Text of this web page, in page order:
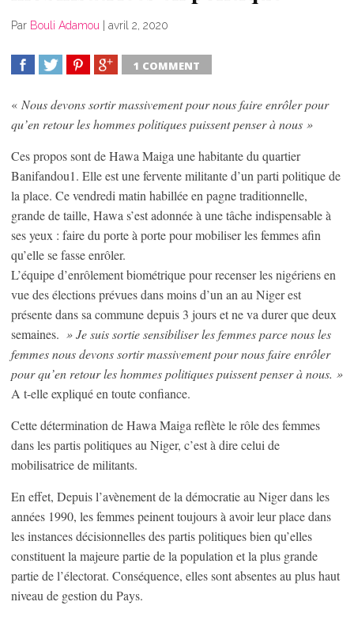
Par Bouli Adamou | avril 2, 2020
1 COMMENT
« Nous devons sortir massivement pour nous faire enrôler pour
qu’en retour les hommes politiques puissent penser à nous »
Ces propos sont de Hawa Maiga une habitante du quartier
Banifandou1. Elle est une fervente militante d’un parti politique de
la place. Ce vendredi matin habillée en pagne traditionnelle,
grande de taille, Hawa s’est adonnée à une tâche indispensable à
ses yeux : faire du porte à porte pour mobiliser les femmes afin
qu’elle se fasse enrôler.
L’équipe d’enrôlement biométrique pour recenser les nigériens en
vue des élections prévues dans moins d’un an au Niger est
présente dans sa commune depuis 3 jours et ne va durer que deux
semaines. » Je suis sortie sensibiliser les femmes parce nous les
femmes nous devons sortir massivement pour nous faire enrôler
pour qu’en retour les hommes politiques puissent penser à nous. »
A t-elle expliqué en toute confiance.
Cette détermination de Hawa Maiga reflète le rôle des femmes
dans les partis politiques au Niger, c’est à dire celui de
mobilisatrice de militants.
En effet, Depuis l’avènement de la démocratie au Niger dans les
années 1990, les femmes peinent toujours à avoir leur place dans
les instances décisionnelles des partis politiques bien qu’elles
constituent la majeure partie de la population et la plus grande
partie de l’électorat. Conséquence, elles sont absentes au plus haut
niveau de gestion du Pays.